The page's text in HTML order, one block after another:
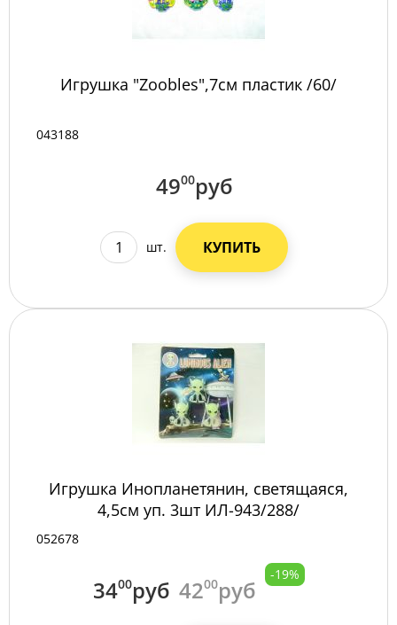
Игрушка "Zoobles",7см пластик /60/
043188
4900руб
шт. КУПИТЬ
Игрушка Инопланетянин, светящаяся,
4,5см уп. 3шт ИЛ-943/288/
052678
3400руб 4200руб
-19%